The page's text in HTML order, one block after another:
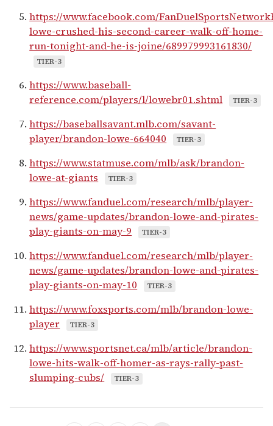
https://www.facebook.com/
lowe-crushed-his-second-career-walk-off-home-
run-tonight-and-he-is-joine/689979993161830/
TIER-3
https://www.baseball-
reference.com/players/l/lowebr01.shtml
TIER-3
https://baseballsavant.mlb.com/savant-
player/brandon-lowe-664040
TIER-3
https://www.statmuse.com/mlb/ask/brandon-
lowe-at-giants
TIER-3
https://www.fanduel.com/research/mlb/player-
news/game-updates/brandon-lowe-and-pirates-
play-giants-on-may-9
TIER-3
https://www.fanduel.com/research/mlb/player-
news/game-updates/brandon-lowe-and-pirates-
play-giants-on-may-10
TIER-3
https://www.foxsports.com/mlb/brandon-lowe-
player
TIER-3
https://www.sportsnet.ca/mlb/article/brandon-
lowe-hits-walk-off-homer-as-rays-rally-past-
slumping-cubs/
TIER-3